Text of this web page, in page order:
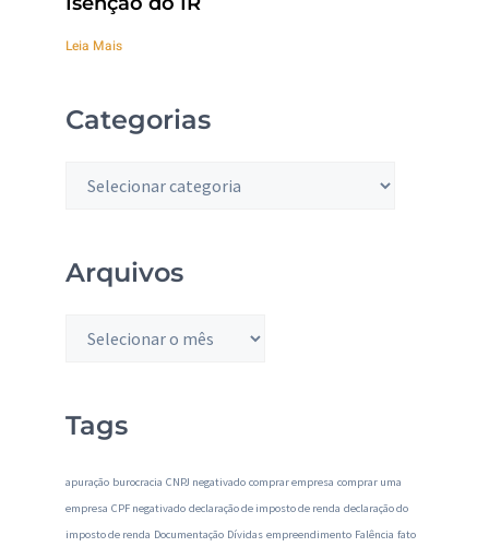
Leia Mais
Categorias
Arquivos
Tags
apuração burocracia CNPJ negativado comprar empresa comprar uma
empresa CPF negativado declaração de imposto de renda declaração do
imposto de renda Documentação Dívidas empreendimento Falência fato